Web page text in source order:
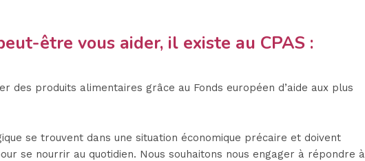
être vous aider, il existe au CPAS :
des produits alimentaires grâce au Fonds européen d’aide aux plus
se trouvent dans une situation économique précaire et doivent
se nourrir au quotidien. Nous souhaitons nous engager à répondre à